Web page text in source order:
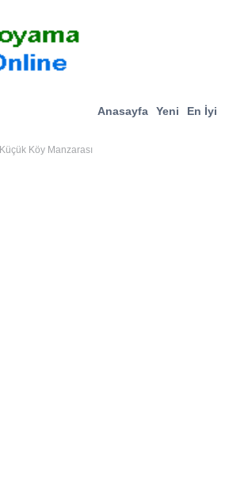
Anasayfa Yeni En İyi
Küçük Köy Manzarası